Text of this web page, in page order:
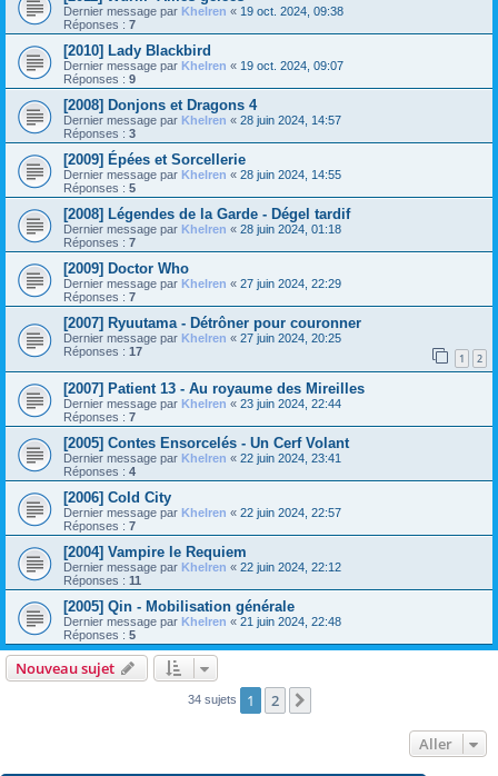
Dernier message par Khelren « 19 oct. 2024, 09:38
Réponses : 7
[2010] Lady Blackbird
Dernier message par Khelren « 19 oct. 2024, 09:07
Réponses : 9
[2008] Donjons et Dragons 4
Dernier message par Khelren « 28 juin 2024, 14:57
Réponses : 3
[2009] Épées et Sorcellerie
Dernier message par Khelren « 28 juin 2024, 14:55
Réponses : 5
[2008] Légendes de la Garde - Dégel tardif
Dernier message par Khelren « 28 juin 2024, 01:18
Réponses : 7
[2009] Doctor Who
Dernier message par Khelren « 27 juin 2024, 22:29
Réponses : 7
[2007] Ryuutama - Détrôner pour couronner
Dernier message par Khelren « 27 juin 2024, 20:25
Réponses : 17 1 2
[2007] Patient 13 - Au royaume des Mireilles
Dernier message par Khelren « 23 juin 2024, 22:44
Réponses : 7
[2005] Contes Ensorcelés - Un Cerf Volant
Dernier message par Khelren « 22 juin 2024, 23:41
Réponses : 4
[2006] Cold City
Dernier message par Khelren « 22 juin 2024, 22:57
Réponses : 7
[2004] Vampire le Requiem
Dernier message par Khelren « 22 juin 2024, 22:12
Réponses : 11
[2005] Qin - Mobilisation générale
Dernier message par Khelren « 21 juin 2024, 22:48
Réponses : 5
Nouveau sujet
34 sujets 1 2
Aller